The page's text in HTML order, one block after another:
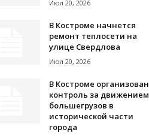
Июл 20, 2026
В Костроме начнется
ремонт теплосети на
улице Свердлова
Июл 20, 2026
В Костроме организован
контроль за движением
большегрузов в
исторической части
города